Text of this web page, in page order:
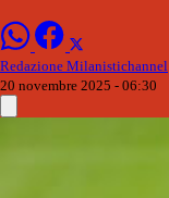
Redazione Milanistichannel
20 novembre 2025 - 06:30